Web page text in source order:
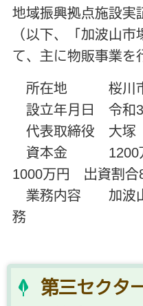
地域振興拠点施設実
（以下、「加波山
て、主に物販事業を
所在地 桜川市
設立年月日 令和3
代表取締役 大塚
資本金 1200万
1000万円 出資割合
業務内容 加波山
務
第三セクタ